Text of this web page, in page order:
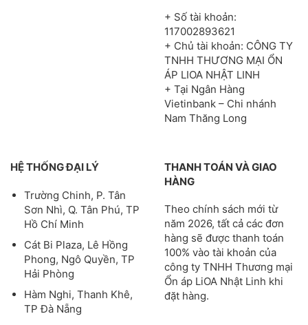
+ Số tài khoản:
117002893621
+ Chủ tài khoản: CÔNG TY
TNHH THƯƠNG MẠI ỔN
ÁP LIOA NHẬT LINH
+ Tại Ngân Hàng
Vietinbank – Chi nhánh
Nam Thăng Long
HỆ THỐNG ĐẠI LÝ
Trường Chinh, P. Tân
Sơn Nhì, Q. Tân Phú, TP
Hồ Chí Minh
Cát Bi Plaza, Lê Hồng
Phong, Ngô Quyền, TP
Hải Phòng
Hàm Nghi, Thanh Khê,
TP Đà Nẵng
THANH TOÁN VÀ GIAO
HÀNG
Theo chính sách mới từ
năm 2026, tất cả các đơn
hàng sẽ được thanh toán
100% vào tài khoản của
công ty TNHH Thương mại
Ổn áp LiOA Nhật Linh khi
đặt hàng.